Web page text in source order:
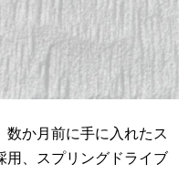
数か月前に手に入れたス
用、スプリングドライブ